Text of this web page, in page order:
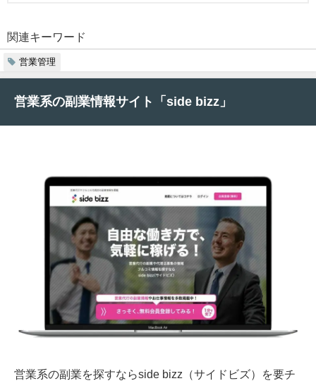
関連キーワード
営業管理
営業系の副業情報サイト「side bizz」
営業系の副業を探すならside bizz（サイドビズ）を要チ